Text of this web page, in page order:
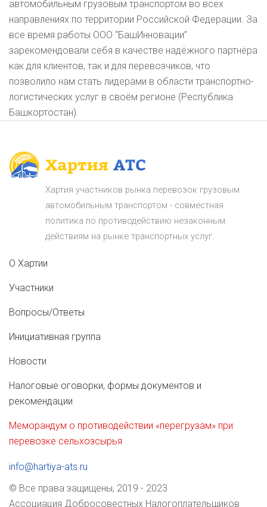
автомобильным грузовым транспортом во всех
направлениях по территории Российской Федерации. За
все время работы ООО “БашИнновации”
зарекомендовали себя в качестве надёжного партнёра
как для клиентов, так и для перевозчиков, что
позволило нам стать лидерами в области транспортно-
логистических услуг в своём регионе (Республика
Башкортостан).
Хартия участников рынка перевозок грузовым
автомобильным транспортом - совместная
политика по противодействию незаконным
действиям на рынке транспортных услуг.
О Хартии
Участники
Вопросы/Ответы
Инициативная группа
Новости
Налоговые оговорки, формы документов и
рекомендации
Меморандум о противодействии «перегрузам» при
перевозке сельхозсырья
info@hartiya-ats.ru
© Все права защищены, 2019 - 2023
Ассоциация Добросовестных Налогоплательщиков